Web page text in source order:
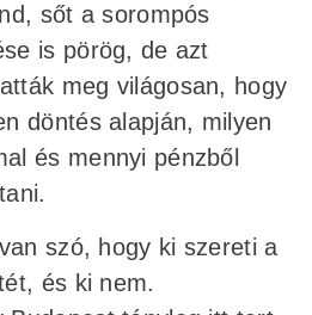
sőt a sorompós
is pörög, de azt
meg világosan, hogy
döntés alapján, milyen
és mennyi pénzből
szó, hogy ki szereti a
és ki nem.